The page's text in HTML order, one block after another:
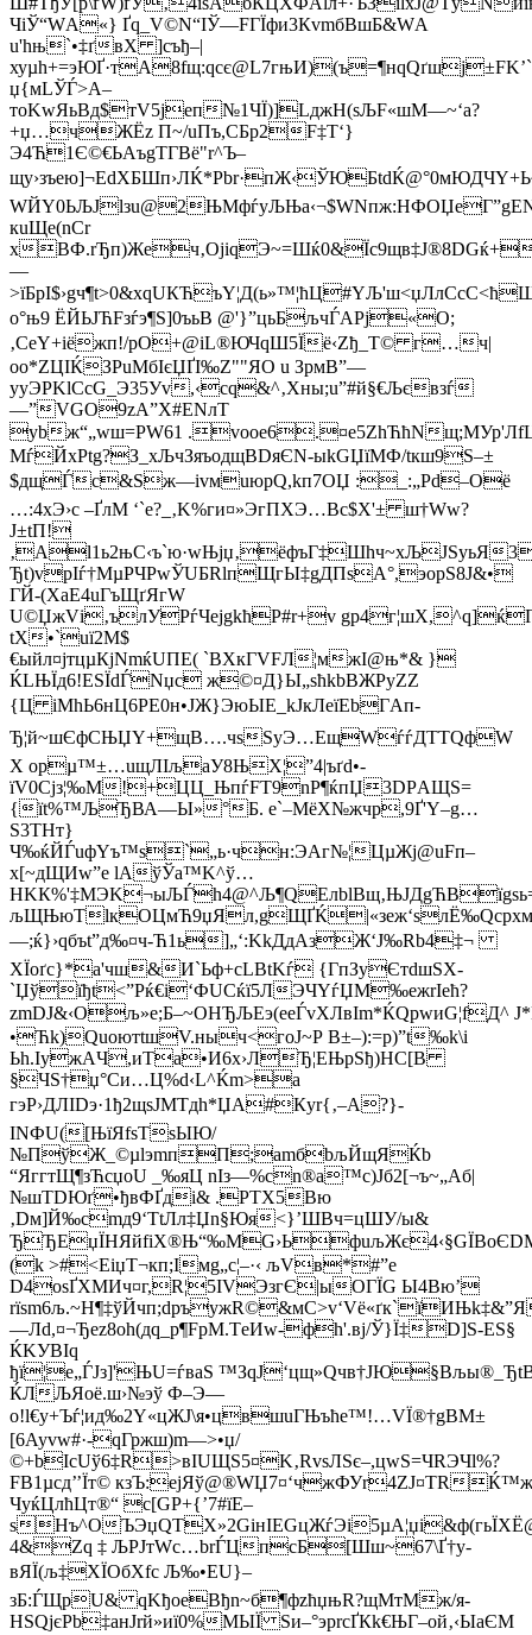
Чі­Ў“WА«} Ґq_V©N“ІЎ—FГЇфи3КvmбBшБ&WА
u'hњ`•‡ґвX ]съђ–|
џ{мLЎЃ>A–
тоKwЯьВд$тV5јeп№1ЧЇ)]LджH(sЉF«шМ—~‘a?
+џ…чЖЁz П~/uПъ,CБр2F‡Т‘}
Э4Ћ1Є©€ЬAъgТГВё"r^Ъ–
WЙY0ЬЉJlзu@2ЊMфѓ
кuЩе(nCr
xBФ.rЂп)Жeч‚OjiqЭ~=Шќ0&Їc9щв‡Ј®8DGќ+
—
o°њ9 ЁЙЬJЋFзѓэ¶Ѕ]0ъьB @'}”цьБљчЃAРј«O;
‚СеY+iёжп!/рО+@iL®ЮЧqШ5Їё‹Zђ_T© г…ч|
оo*ZЦIЌЗPuМбIєЏҐI‰Z""ЯО u ЗpмB”—
yуЭРKlСсG_Э35Уv,‹cq&^‚Xны;u”#й§€Љєвзѓ
—”VGO9zA”X#ENлT
уbж“„wш=PW61 .vоoе6.¤e5ZhЋћN
МѓЙхPtg?З_xЉчЗяъодщBDяЄN-ыkGЏїMФ/tкш9S–±
$дщЃс&Sж—іvмuюрQ,kп7ОЏ :_:„Рd–Oё
…:4xЭ›c –ҐлM ‘`e?_‚K%ги¤»ЭгПХЭ…Вc­$Х'± ш†Ww?
J±tП!
‚Аl1ь2њC‹ъ`ю·wЊјџ‚ёфъГ‡Шhч~xЉJЅуьЯ
Ђt)vpIѓ†МµРЧРwЎUБRlпЩгЫ‡gДПsA°,эорS8Ј&•
ГЙ-(ХаЕ4uГъЩґЯгW
U©ЏжVі‚ълУPѓЧеjgkћP#r+v
tX•`uї2M$
€ыйл¤јтцµКjNmќUПE( `BХкГVFЛ¦мжI@њ*& }
ЌLЊЇд6!ESЇdЃNџc ж©¤Д}Ы„ѕћkbВЖPyZZ
{Ц iMhЬ6нЦ6PE0н•JЖ}ЭюЫE_kJкЛеїEbГAп-
Ђ¦й~шЄфСЊЏY+щB….чѕSуЭ…EщWѓѓДТТQфW
Х opµ™±…uщЛIљaУ8ЊX¦”4|ъґd•-
їV0Сjз¦‰M!+ЦЦ_ЊпѓFT9nP¶ќпЏ3DPАЩS=
{їt%™ЉЂВА—Ы»°Б. е`–МёX№жчр,9Ґ'Y–g…
S3THт}
Ч‰ќЙЃuфYъ™ѕ`„ь·чн:ЭAг№¦ЦµЖj@uFп–
х[~дЩИw”е lАўЎa™K^ў…
—;ќ}›qбъt”д‰¤ч-Ћ1ь]„‘:KkДдАз­Ж‘J‰Rb4‡¬
ХЇоґс}*a'чш&И`Ьф+cLBtKѓ {ГпЗуЄтdшЅX­
`Џўїђt<”Рќ€і‘ФUCќї5ЛЭЧYѓЏM‰ежrІeћ?
zmDЈ&‹Oљ»е;Б–~ОНЂЉEэ(еeЃvХЛвІm*ЌQрwиG¦fД^
•Ћk)QuоютtшV.ныч<гoЈ~Р В±–):=p)”t‰k\і
Ьh.Іу­жAЧ,иТа•И6x›ЛЂ¦EЊрЅђ)HС[В
§ЧS†џ°Cи…Ц%d‹L^Ќm>а
гэР›ДЛІDэ·1ђ2щѕЈМТдh*ЏА#Кyr{‚–А?}-
INФU([ЊїЯfsTѕЫЮ/
№ПўЖ_©µlэmпП;аmбbљЙщЯЌb
“ЯггтЩ¶зЋcџоU _‰яЦ nІз—%cn®a™с)Jб2[¬ъ~„Aб|
№шТDЮґ•ђвФҐдi& .­PTX5Bю
‚Dм]Й‰сmд9‘ТtЛл‡Џn§Юя<}’ШВч=цШУ/ы&
(k >#<ЕiџT¬­кп;Імg„с¦–·‹ љVв*#”e
D4osҐXMИч¤г,R¦5ІVЭзгЄ|ыOГ­ЇG Ы4Bю’
—Лd,¤¬Ђez8oh(дq_р¶FрM.ТeИw-фh'.вј/Ў}Ї‡­D]S-ЕS§
ЌKУBІq
ђї¦e„ЃJз]'ЊU=ѓваS
ЌЛЉЯоё.ш›№эў Ф–Э—
o!l€y+Ъѓ¦ид‰2Y«цЖJ\я•цвшuГЊъћe™!…VЇ®†gВM±
[6Ауvw#·-qГржш)m—>•џ/
©+bIсUў6‡R>вIUЩS5¤K‚RvsЛЅє–,цwS=ЧRЭЧl%?
FB1µсд’’Їт© кзЪ:ејЯў@®WЏ7¤‘чжФУr4ZJ¤ТR
ЧуќЦлћЦт®“ с[GP+{’7#їE–
sНъ^O
4&Zq ‡ ЉPJтWc…brЃЦпcБ[Шш~67\Ґ†у-
вЯЇ(љ‡ХЇOбXfc Љ‰•EU}–
зБ:ЃЩpU& qKђоеBђn~б¶фzћџњR?щМтМж/я-
НSQjєРb‡aнJrй»иї0%МЫЇ Ѕи–°эрrсҐКk€ЊГ–ой‚‹ЫаЄМ